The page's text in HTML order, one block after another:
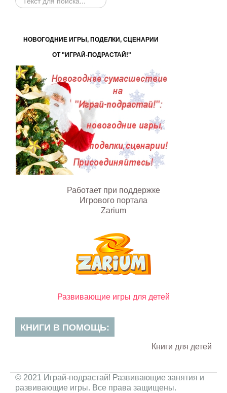
НОВОГОДНИЕ ИГРЫ, ПОДЕЛКИ, СЦЕНАРИИ
ОТ "ИГРАЙ-ПОДРАСТАЙ!"
Работает при поддержке
Игрового портала
Zarium
Развивающие игры для детей
КНИГИ В ПОМОЩЬ:
Книги для детей
© 2021 Играй-подрастай! Развивающие занятия и
развивающие игры. Все права защищены.